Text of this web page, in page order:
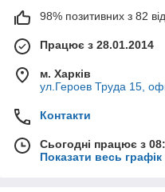
98% позитивних з 82
Працює з 28.01.2014
м. Харків
ул.Героев Труда 15,
Контакти
Сьогодні працює з
Показати весь